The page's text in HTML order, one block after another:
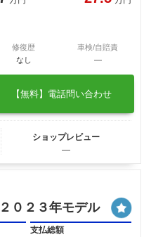
修復歴
なし
車検/自賠責
―
【無料】電話問い合わせ
ショップレビュー
―
０２３年モデル
支払総額